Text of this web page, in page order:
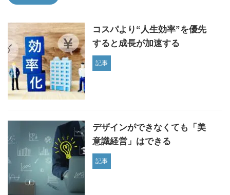
コスパより“人生効率”を優先
すると成長が加速する
記事
デザインができなくても「美
意識経営」はできる
記事